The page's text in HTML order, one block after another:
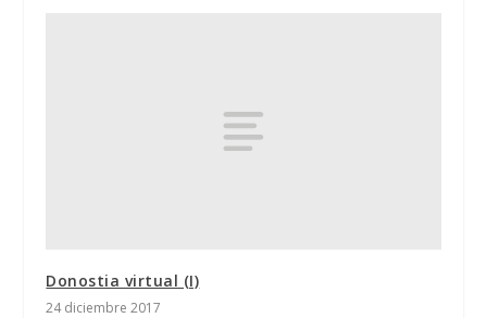
Donostia virtual (I)
24 diciembre 2017